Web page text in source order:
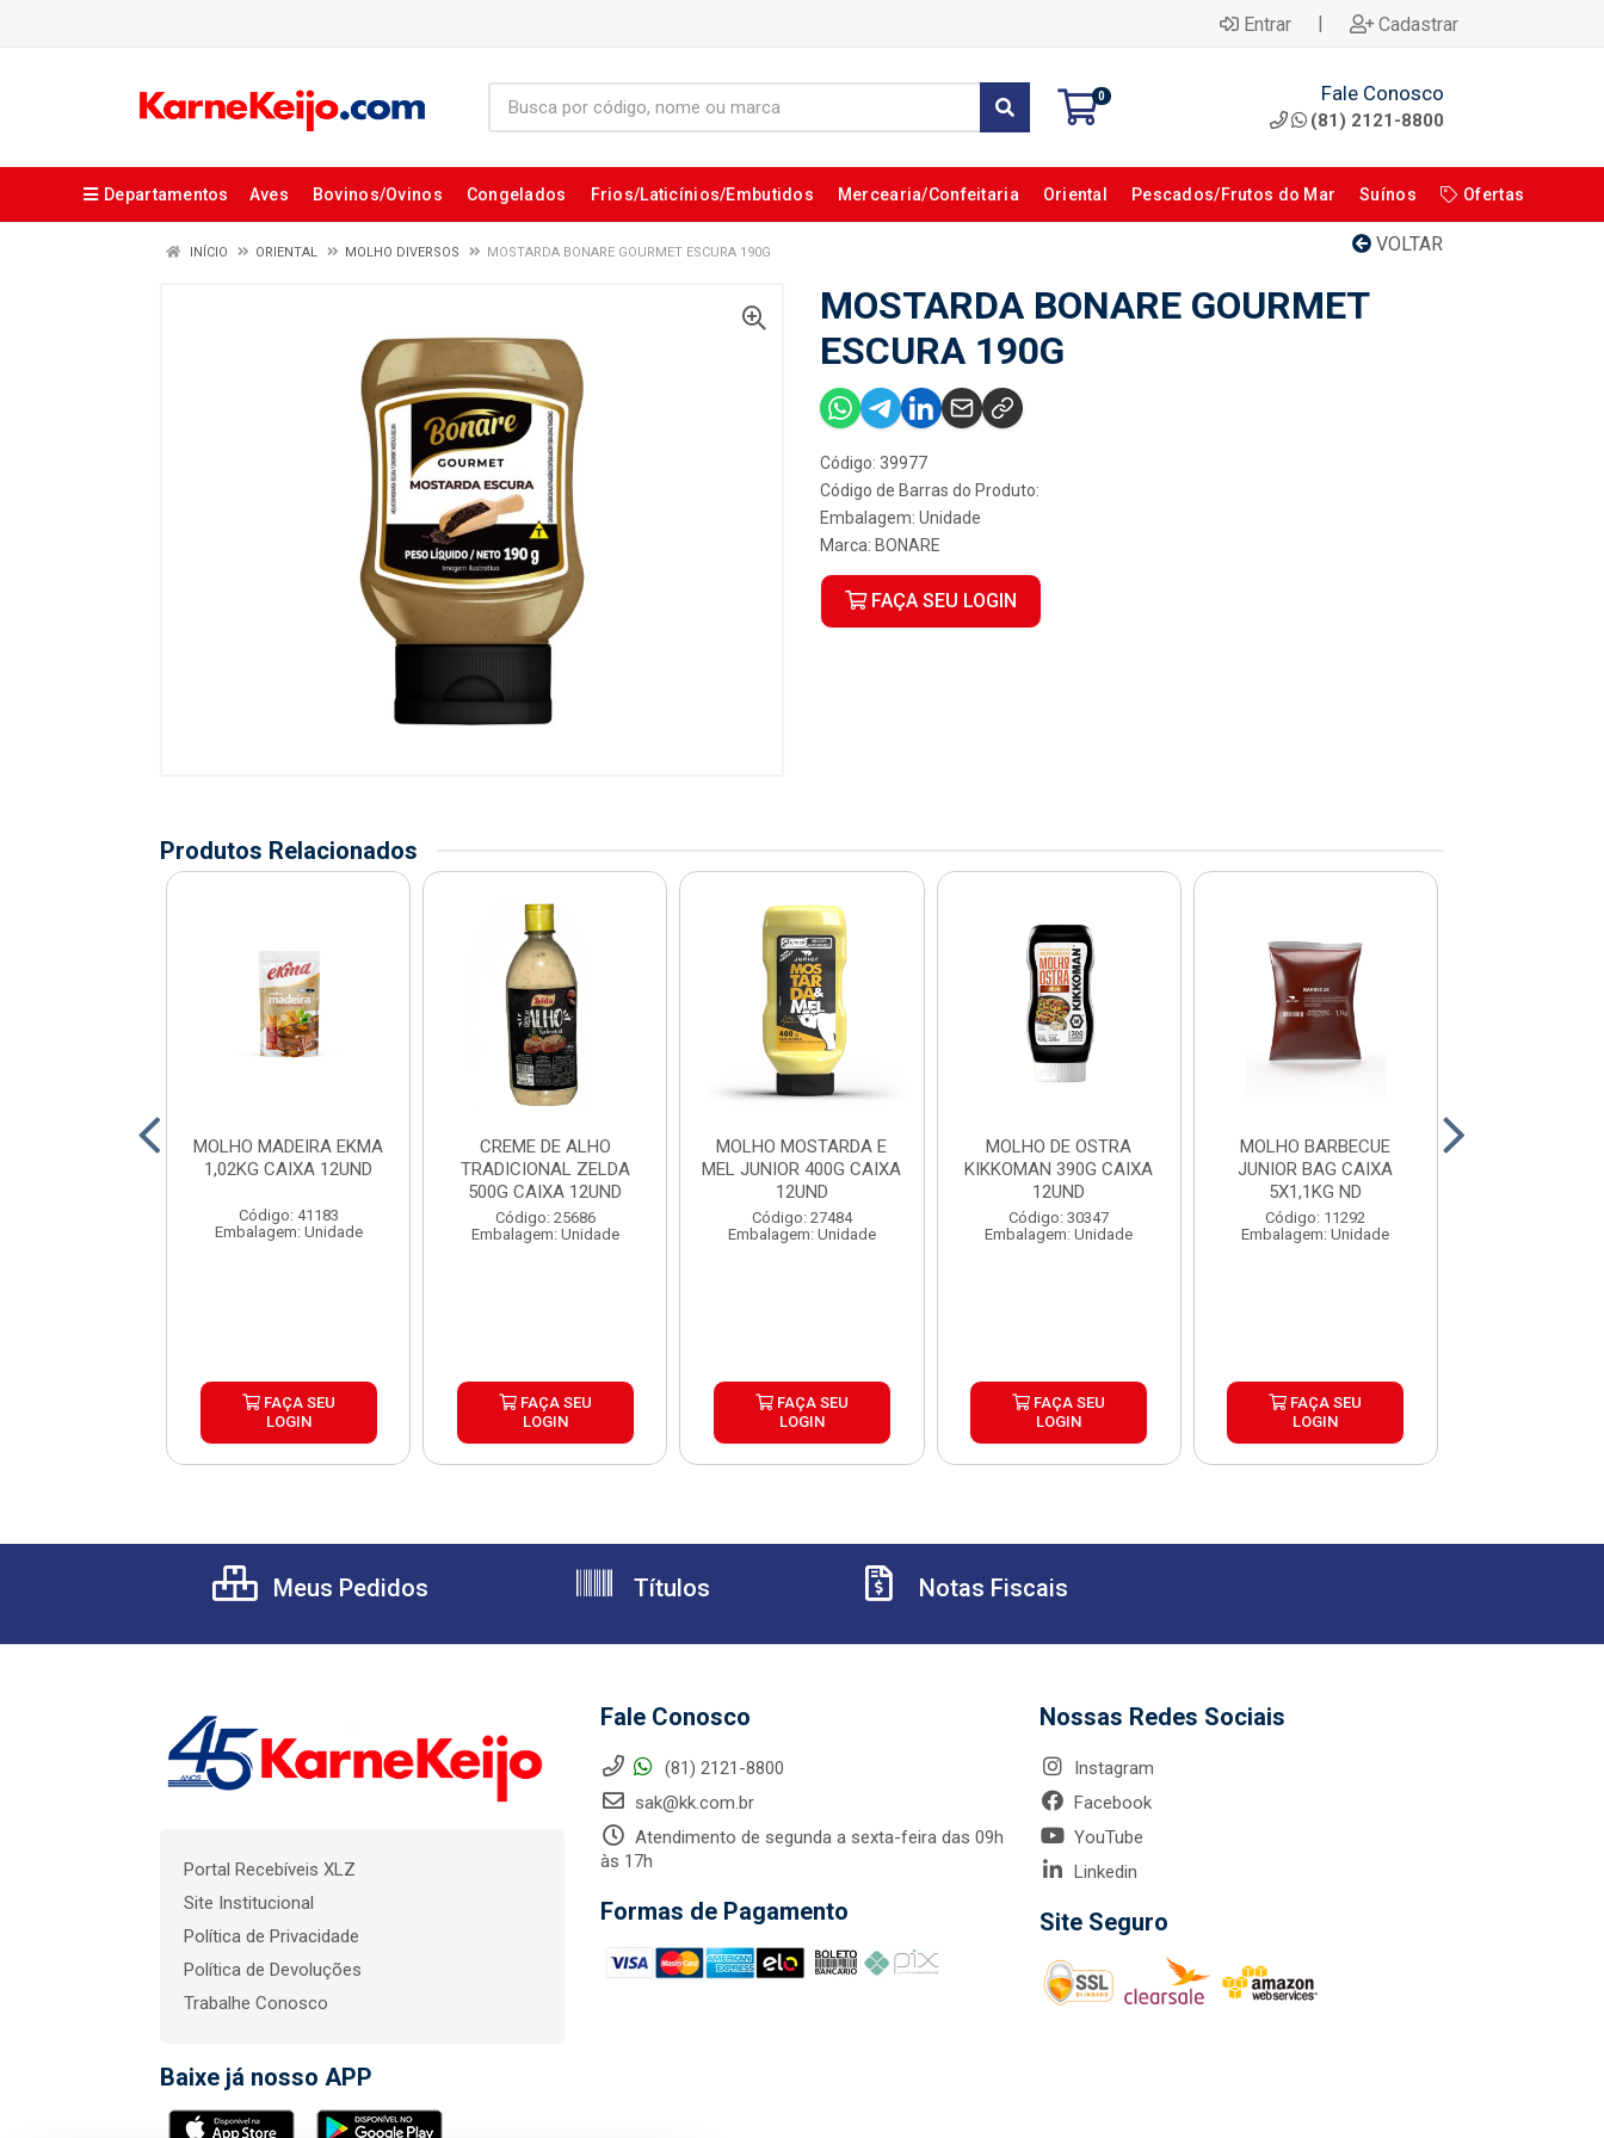
Entrar | Cadastrar
0 Fale Conosco
(81) 2121-8800
Departamentos Aves Bovinos/Ovinos Congelados Frios/Laticínios/Embutidos Mercearia/Confeitaria Oriental Pescados/Frutos do Mar Suínos Ofertas
VOLTAR
INÍCIO ORIENTAL MOLHO DIVERSOS MOSTARDA BONARE GOURMET ESCURA 190G
MOSTARDA BONARE GOURMET
ESCURA 190G
Código: 39977
Código de Barras do Produto:
Embalagem: Unidade
Marca: BONARE
FAÇA SEU LOGIN
Produtos Relacionados
MOLHO MADEIRA EKMA
1,02KG CAIXA 12UND
Código: 41183
Embalagem: Unidade
FAÇA SEU
LOGIN
CREME DE ALHO
TRADICIONAL ZELDA
500G CAIXA 12UND
Código: 25686
Embalagem: Unidade
FAÇA SEU
LOGIN
MOLHO MOSTARDA E
MEL JUNIOR 400G CAIXA
12UND
Código: 27484
Embalagem: Unidade
FAÇA SEU
LOGIN
MOLHO DE OSTRA
KIKKOMAN 390G CAIXA
12UND
Código: 30347
Embalagem: Unidade
FAÇA SEU
LOGIN
MOLHO BARBECUE
JUNIOR BAG CAIXA
5X1,1KG ND
Código: 11292
Embalagem: Unidade
FAÇA SEU
LOGIN
Meus Pedidos Títulos Notas Fiscais
Portal Recebíveis XLZ
Site Institucional
Política de Privacidade
Política de Devoluções
Trabalhe Conosco
Baixe já nosso APP
Fale Conosco
(81) 2121-8800
sak@kk.com.br
Atendimento de segunda a sexta-feira das 09h
às 17h
Formas de Pagamento
Nossas Redes Sociais
Instagram
Facebook
YouTube
Linkedin
Site Seguro